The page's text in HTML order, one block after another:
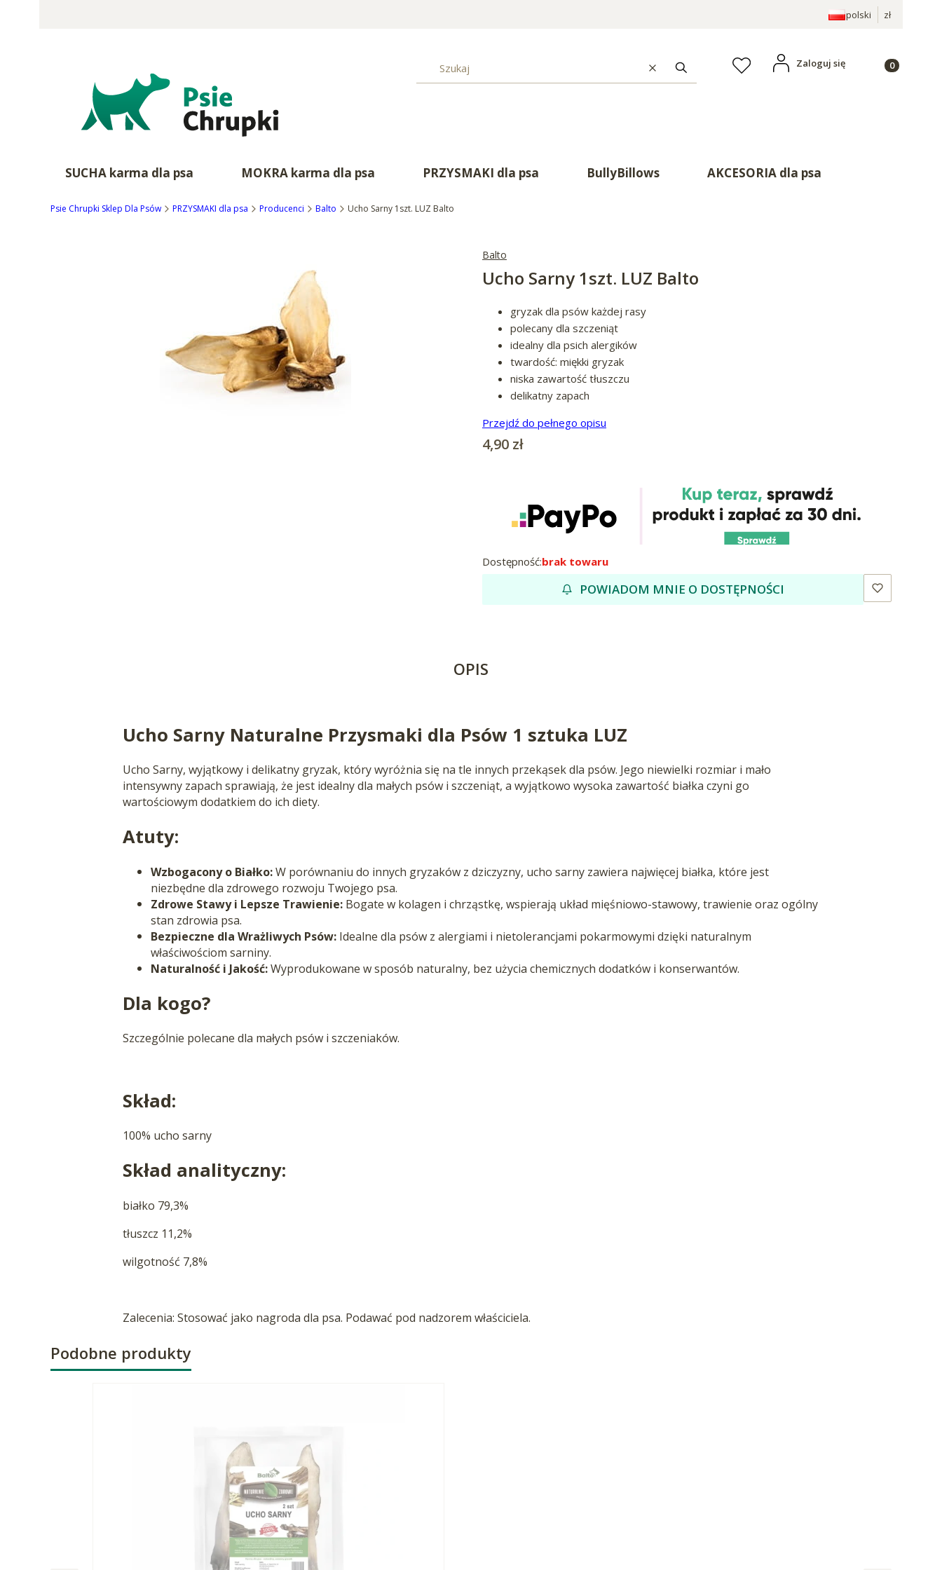
polski zł
WyczyśćSzukaj Ulubione
Zaloguj się Produkty w
SUCHA karma dla psa MOKRA karma dla psa PRZYSMAKI dla psa BullyBillows AKCESORIA dla psa
Psie Chrupki Sklep Dla Psów PRZYSMAKI dla psa Producenci Balto Ucho Sarny 1szt. LUZ Balto
Balto
Ucho Sarny 1szt. LUZ Balto
gryzak dla psów każdej rasy
polecany dla szczeniąt
idealny dla psich alergików
twardość: miękki gryzak
niska zawartość tłuszczu
delikatny zapach
Przejdź do pełnego opisu
Cena
4,90 zł
Dostępność:brak towaru
POWIADOM MNIE O DOSTĘPNOŚCI
OPIS
Ucho Sarny Naturalne Przysmaki dla Psów 1 sztuka LUZ
Ucho Sarny, wyjątkowy i delikatny gryzak, który wyróżnia się na tle innych przekąsek dla psów. Jego niewielki rozmiar i mało
intensywny zapach sprawiają, że jest idealny dla małych psów i szczeniąt, a wyjątkowo wysoka zawartość białka czyni go
wartościowym dodatkiem do ich diety.
Atuty:
Wzbogacony o Białko:W porównaniu do innych gryzaków z dziczyzny, ucho sarny zawiera najwięcej białka, które jest
niezbędne dla zdrowego rozwoju Twojego psa.
Zdrowe Stawy i Lepsze Trawienie:Bogate w kolagen i chrząstkę, wspierają układ mięśniowo-stawowy, trawienie oraz ogólny
stan zdrowia psa.
Bezpieczne dla Wrażliwych Psów:Idealne dla psów z alergiami i nietolerancjami pokarmowymi dzięki naturalnym
właściwościom sarniny.
Naturalność i Jakość:Wyprodukowane w sposób naturalny, bez użycia chemicznych dodatków i konserwantów.
Dla kogo?
Szczególnie polecane dla małych psów i szczeniaków.
Skład:
100% ucho sarny
Skład analityczny:
białko 79,3%
tłuszcz 11,2%
wilgotność 7,8%
Zalecenia: Stosować jako nagroda dla psa. Podawać pod nadzorem właściciela.
Podobne produkty